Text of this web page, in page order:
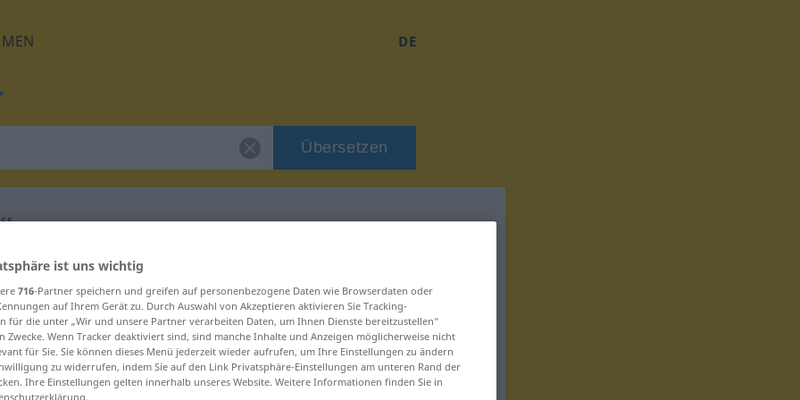
DE
Übersetzen
"Tränenerguss"
ist uns wichtig
716-Partner speichern und greifen auf personenbezogene Daten wie Browserdaten oder
auf Ihrem Gerät zu. Durch Auswahl von Akzeptieren aktivieren Sie Tracking-
für die unter „Wir und unsere Partner verarbeiten Daten, um Ihnen Dienste bereitzustellen“
Zwecke. Wenn Tracker deaktiviert sind, sind manche Inhalte und Anzeigen möglicherweise nicht
für Sie. Sie können dieses Menü jederzeit wieder aufrufen, um Ihre Einstellungen zu ändern
zu widerrufen, indem Sie auf den Link Privatsphäre-Einstellungen am unteren Rand der
Ihre Einstellungen gelten innerhalb unseres Website. Weitere Informationen finden Sie in